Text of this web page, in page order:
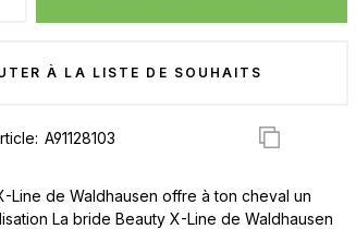
À LA LISTE DE SOUHAITS
Line de Waldhausen offre à ton cheval un
La bride Beauty X-Line de Waldhausen